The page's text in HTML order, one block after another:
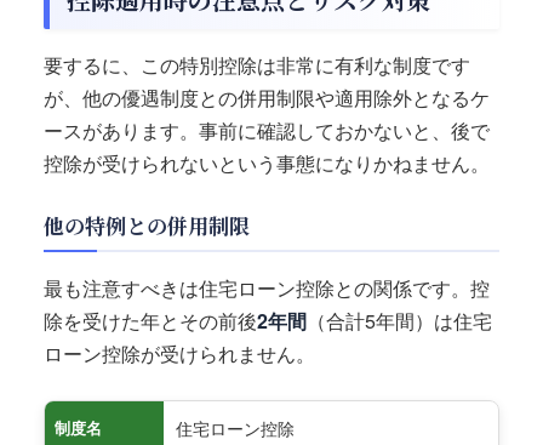
要するに、この特別控除は非常に有利な制度です
が、他の優遇制度との併用制限や適用除外となるケ
ースがあります。事前に確認しておかないと、後で
控除が受けられないという事態になりかねません。
他の特例との併用制限
最も注意すべきは住宅ローン控除との関係です。控
除を受けた年とその前後2年間 （合計5年間）は住宅
ローン控除が受けられません。
制度名 住宅ローン控除